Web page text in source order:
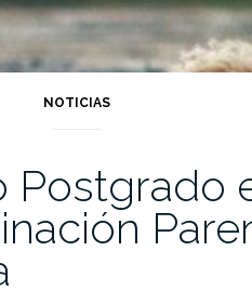
NOTICIAS
Postgrado